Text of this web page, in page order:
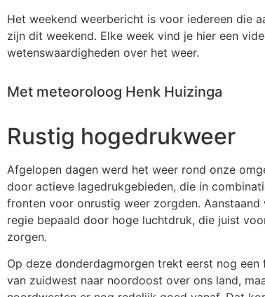
Het weekend weerbericht is voor iedereen die
zijn dit weekend. Elke week vind je hier een
wetenswaardigheden over het weer.
Met meteoroloog Henk Huizinga
Rustig hogedrukweer
Afgelopen dagen werd het weer rond onze
door actieve lagedrukgebieden, die in
fronten voor onrustig weer zorgden.
regie bepaald door hoge luchtdruk, die juist
zorgen.
Op deze donderdagmorgen trekt eerst nog
van zuidwest naar noordoost over ons land,